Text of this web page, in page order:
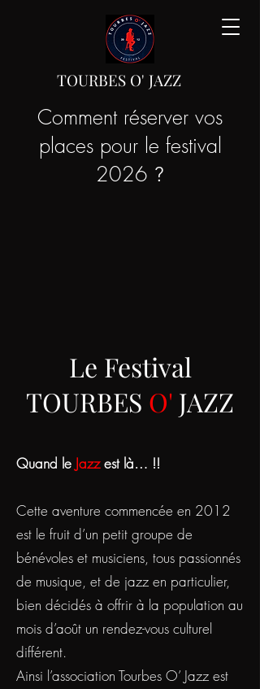
TOURBES O' JAZZ
Comment réserver vos
places pour le festival
2026 ?
Le Festival
TOURBES O' JAZZ
Quand le Jazzest là… !!​
Cette aventure commencée en 2012
est le fruit d’un petit groupe de
bénévoles et musiciens, tous passionnés
de musique, et de jazz en particulier,
bien décidés à offrir à la population au
mois d’août un rendez-vous culturel
différent.
Ainsi l’association Tourbes O’ Jazz est